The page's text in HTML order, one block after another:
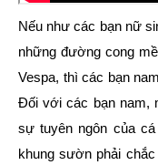
Nếu như các bạn nữ
những đường cong
Vespa, thì các bạn
Đối với các bạn nam,
sự tuyên ngôn của
khung sườn phải